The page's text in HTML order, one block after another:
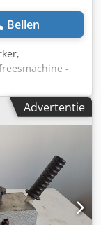
Bellen
-
-
zie foto’s -
Ehf Nspfx Afief -
Advertentie